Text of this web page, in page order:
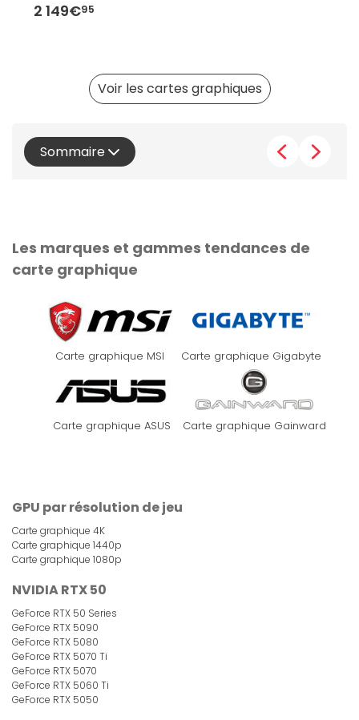
2 149€95
Voir les cartes graphiques
Sommaire
Les marques et gammes tendances de
carte graphique
Carte graphique MSI Carte graphique Gigabyte
Carte graphique ASUS Carte graphique Gainward
GPU par résolution de jeu
Carte graphique 4K
Carte graphique 1440p
Carte graphique 1080p
NVIDIA RTX 50
GeForce RTX 50 Series
GeForce RTX 5090
GeForce RTX 5080
GeForce RTX 5070 Ti
GeForce RTX 5070
GeForce RTX 5060 Ti
GeForce RTX 5050